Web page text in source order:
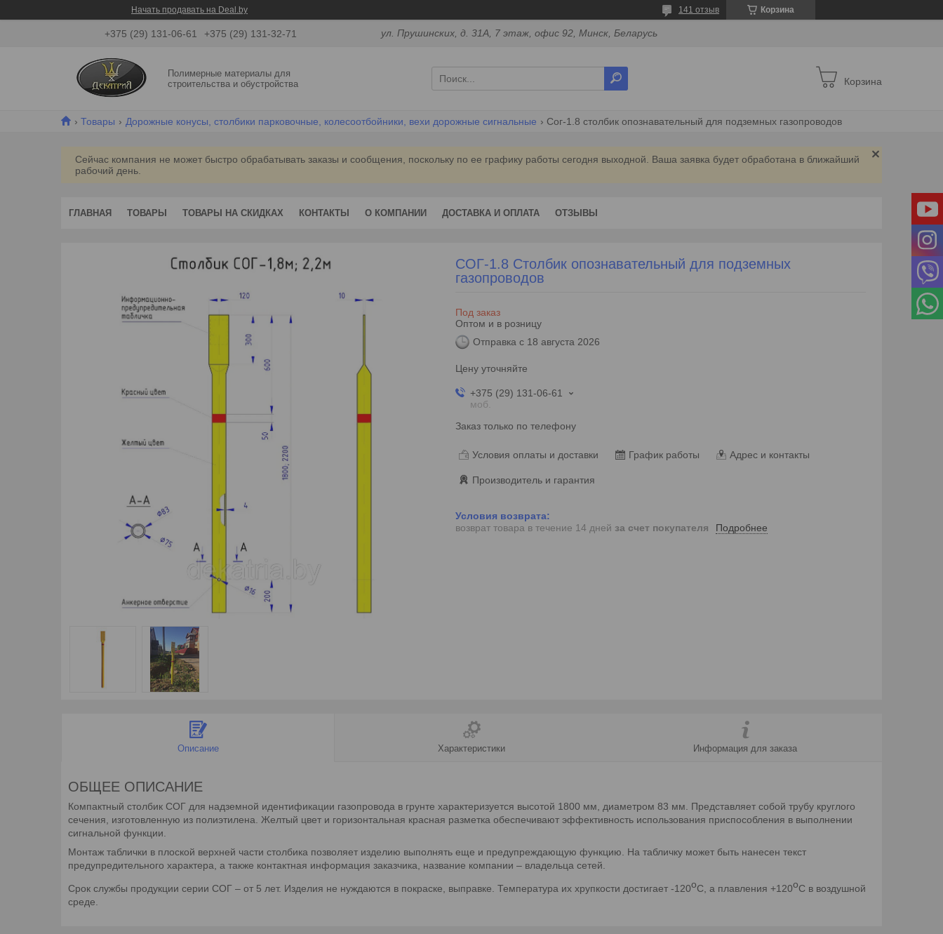
Начать продавать на Deal.by Корзина
141 отзыв
+375 (29) 131-06-61 +375 (29) 131-32-71 ул. Прушинских, д. 31А, 7 этаж, офис 92, Минск, Беларусь
Полимерные материалы для
строительства и обустройства
Корзина
Товары Дорожные конусы, столбики парковочные, колесоотбойники, вехи дорожные сигнальные Сог-1.8 столбик опознавательный для подземных газопроводов
Сейчас компания не может быстро обрабатывать заказы и сообщения, поскольку по ее графику работы сегодня выходной. Ваша заявка будет обработана в ближайший
рабочий день.
ГЛАВНАЯ ТОВАРЫ ТОВАРЫ НА СКИДКАХ КОНТАКТЫ О КОМПАНИИ ДОСТАВКА И ОПЛАТА ОТЗЫВЫ
СОГ-1.8 Столбик опознавательный для подземных
газопроводов
Под заказ
Оптом и в розницу
Отправка с 18 августа 2026
Цену уточняйте
+375 (29) 131-06-61
моб.
Заказ только по телефону
Условия оплаты и доставки График работы Адрес и контакты
Производитель и гарантия
возврат товара в течение 14 дней за счет покупателя Подробнее
Описание Характеристики Информация для заказа
ОБЩЕЕ ОПИСАНИЕ
Компактный столбик СОГ для надземной идентификации газопровода в грунте характеризуется высотой 1800 мм, диаметром 83 мм. Представляет собой трубу круглого
сечения, изготовленную из полиэтилена. Желтый цвет и горизонтальная красная разметка обеспечивают эффективность использования приспособления в выполнении
сигнальной функции.
Монтаж таблички в плоской верхней части столбика позволяет изделию выполнять еще и предупреждающую функцию. На табличку может быть нанесен текст
предупредительного характера, а также контактная информация заказчика, название компании – владельца сетей.
Срок службы продукции серии СОГ – от 5 лет. Изделия не нуждаются в покраске, выправке. Температура их хрупкости достигает -120оС, а плавления +120оС в воздушной
среде.